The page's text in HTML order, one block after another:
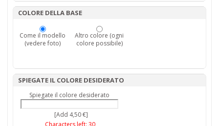
COLORE DELLA BASE
Come il modello
(vedere foto)
Altro colore (ogni
colore possibile)
SPIEGATE IL COLORE DESIDERATO
Spiegate il colore desiderato
[Add 4,50 €]